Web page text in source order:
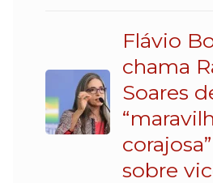
Flávio
chama
Soares
sobre